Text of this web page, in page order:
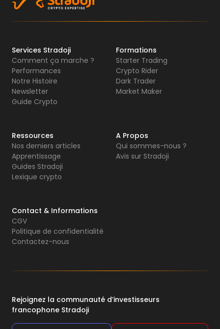
Services Stradoji
Comment ça marche ?
Performances
Notre Histoire
Newsletter
Guide Crypto
Formations
Starter Trading
Crypto Rider
Dark Trader
Market Maker
Ressources
Nos derniers articles
Apprentissage
Guides Stradoji
Lexique crypto
A Propos
Qui sommes-nous ?
Avis sur Stradoji
Contact & Informations
CGV
Politique de confidentialité
Contactez-nous
Rejoignez la communauté d’investisseurs
francophone Stradoji